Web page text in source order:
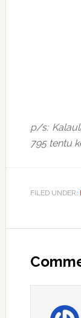
p/s:
795 tentu
FILED UNDER: